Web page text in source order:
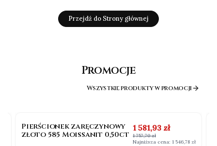
Przejdź do Strony głównej
Promocje
Wszystkie produkty w promocji
Pierścionek zaręczynowy
złoto 585 Moissanit 0,50ct
Cena promocyjna
1 581,93 zł
1 757,70 zł
Najniższa cena: 1 546,78 zł